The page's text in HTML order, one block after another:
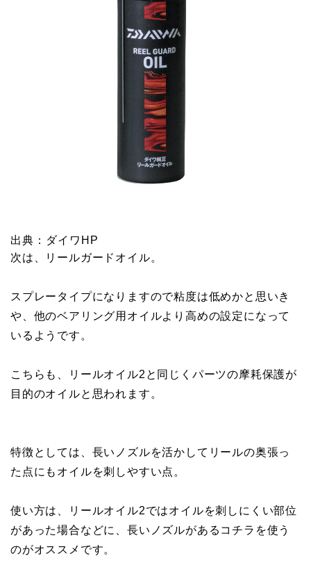
出典：ダイワHP
次は、リールガードオイル。
スプレータイプになりますので粘度は低めかと思いき
や、他のベアリング用オイルより高めの設定になって
いるようです。
こちらも、リールオイル2と同じくパーツの摩耗保護が
目的のオイルと思われます。
特徴としては、長いノズルを活かしてリールの奥張っ
た点にもオイルを刺しやすい点。
使い方は、リールオイル2ではオイルを刺しにくい部位
があった場合などに、長いノズルがあるコチラを使う
のがオススメです。